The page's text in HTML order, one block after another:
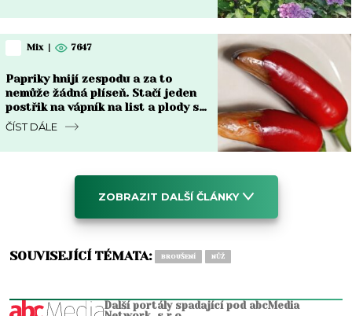
Mix | 7647
Papriky hnijí zespodu a za to
nemůže žádná plíseň. Stačí jeden
postřik na vápník na list a plody se
vzpamatují do týdne
ČÍST DÁLE
ZOBRAZIT DALŠÍ ČLÁNKY
SOUVISEJÍCÍ TÉMATA: BROUŠENÍ NŮŽ
Další portály spadající pod abcMedia